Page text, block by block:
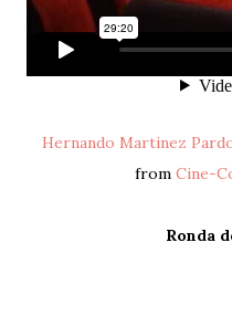
Hernando Martinez
from Cine-
Ronda